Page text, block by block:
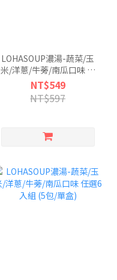
LOHASOUP濃湯-蔬菜/玉
米/洋蔥/牛蒡/南瓜口味 任
選3入組 (5包/單盒)
NT$549
NT$597